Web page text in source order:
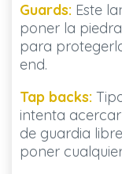
Guards: Este
poner la
para
end.
Tap backs:
intenta
de guardia
poner